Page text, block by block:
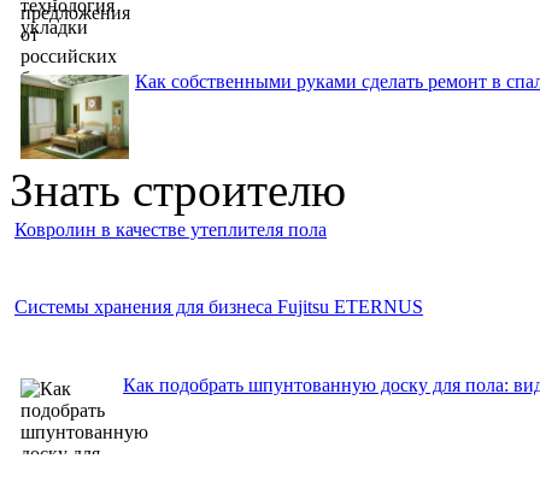
Как собственными руками сделать ремонт в
Знать строителю
Ковролин в качестве утеплителя пола
Системы хранения для бизнеса Fujitsu ETERNUS
Как подобрать шпунтованную доску для пола: